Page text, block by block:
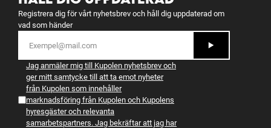
Registrera dig för vårt nyhetsbrev och håll dig uppdaterad om
vad som händer
Jag anmäler mig till Kupolen nyhetsbrev och
ger mitt samtycke till att ta emot nyheter
från Kupolen som innehåller
marknadsföring från Kupolen och Kupolens
hyresgäster och relevanta
samarbetspartners. Jag bekräftar att jag har